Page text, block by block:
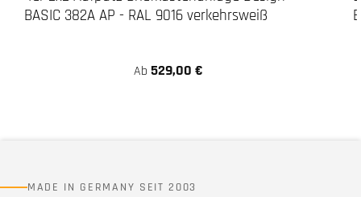
BASIC 382A AP - RAL 9016 verkehrsweiß
Ab 529,00 €
MADE IN GERMANY SEIT 2003